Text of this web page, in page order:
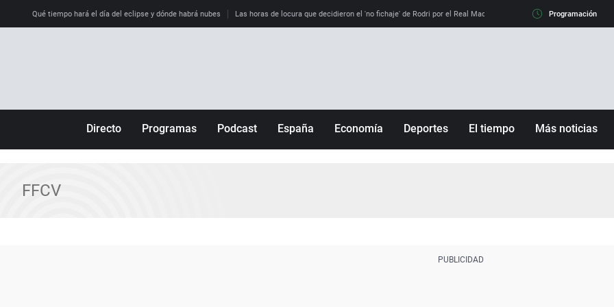
Qué tiempo hará el día del eclipse y dónde habrá nubes Las horas de locura que decidieron el 'no fichaje' de Rodri por el Real Madrid y su 'sí' al Barça La llamada
Programación
Directo Programas Podcast España Economía Deportes El tiempo Más noticias
FFCV